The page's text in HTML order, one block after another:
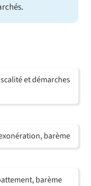
et démarches
barème
barème